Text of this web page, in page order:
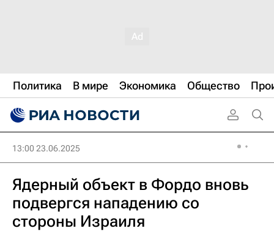
Политика В мире Экономика Общество
13:00 23.06.2025
Ядерный объект в Фордо вновь
подвергся нападению со
стороны Израиля